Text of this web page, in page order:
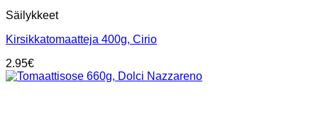
Säilykkeet
Kirsikkatomaatteja 400g, Cirio
2.95€